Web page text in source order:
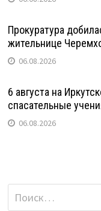
Прокуратура
жительнице
06.08.2026
6 августа на
спасательные
06.08.2026
Найти: